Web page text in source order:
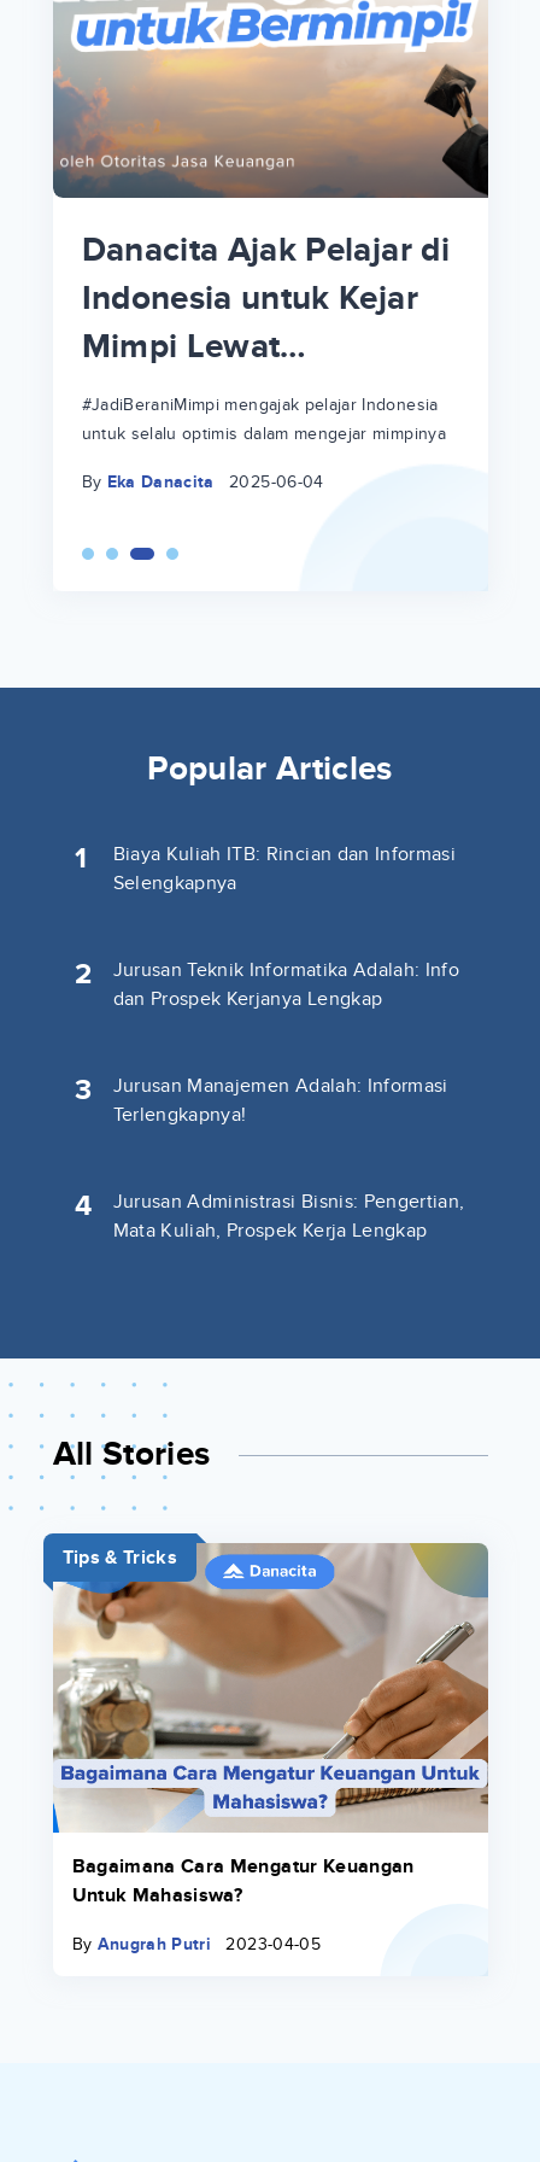
Danacita Ajak Pelajar di
Indonesia untuk Kejar
Mimpi Lewat
#JadiBeraniMimpi
#JadiBeraniMimpi mengajak pelajar Indonesia
untuk selalu optimis dalam mengejar mimpinya
By Eka Danacita 2025-06-04
Popular Articles
1
Biaya Kuliah ITB: Rincian dan Informasi
Selengkapnya
2
Jurusan Teknik Informatika Adalah: Info
dan Prospek Kerjanya Lengkap
3
Jurusan Manajemen Adalah: Informasi
Terlengkapnya!
4
Jurusan Administrasi Bisnis: Pengertian,
Mata Kuliah, Prospek Kerja Lengkap
All Stories
Tips & Tricks
Bagaimana Cara Mengatur Keuangan
Untuk Mahasiswa?
By Anugrah Putri 2023-04-05